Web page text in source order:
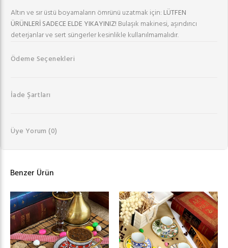
Altın ve sır üstü boyamaların ömrünü uzatmak için: LÜTFEN
ÜRÜNLERİ SADECE ELDE YIKAYINIZ! Bulaşık makinesi, aşındırıcı
deterjanlar ve sert süngerler kesinlikle kullanılmamalıdır.
Ödeme Seçenekleri
İade Şartları
Üye Yorum(0)
Benzer Ürün